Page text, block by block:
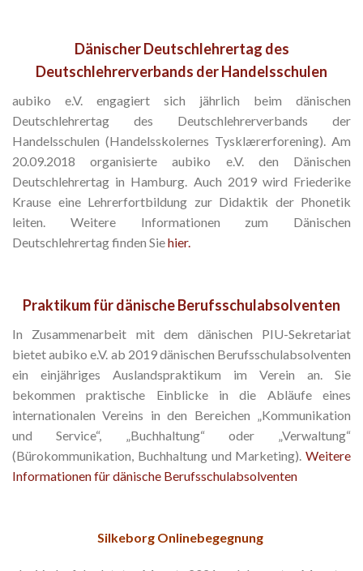
Dänischer Deutschlehrertag des
Deutschlehrerverbands der Handelsschulen
aubiko e.V. engagiert sich jährlich beim dänischen
Deutschlehrertag des Deutschlehrerverbands der
Handelsschulen (Handelsskolernes Tysklærerforening). Am
20.09.2018 organisierte aubiko e.V. den Dänischen
Deutschlehrertag in Hamburg. Auch 2019 wird Friederike
Krause eine Lehrerfortbildung zur Didaktik der Phonetik
leiten. Weitere Informationen zum Dänischen
Deutschlehrertag finden Siehier.
Praktikum für dänische Berufsschulabsolventen
In Zusammenarbeit mit dem dänischen PIU-Sekretariat
bietet aubiko e.V. ab 2019 dänischen Berufsschulabsolventen
ein einjähriges Auslandspraktikum im Verein an. Sie
bekommen praktische Einblicke in die Abläufe eines
internationalen Vereins in den Bereichen „Kommunikation
und Service“, „Buchhaltung“ oder „Verwaltung“
(Bürokommunikation, Buchhaltung und Marketing). Weitere
Informationen für dänische Berufsschulabsolventen
Silkeborg Onlinebegegnung